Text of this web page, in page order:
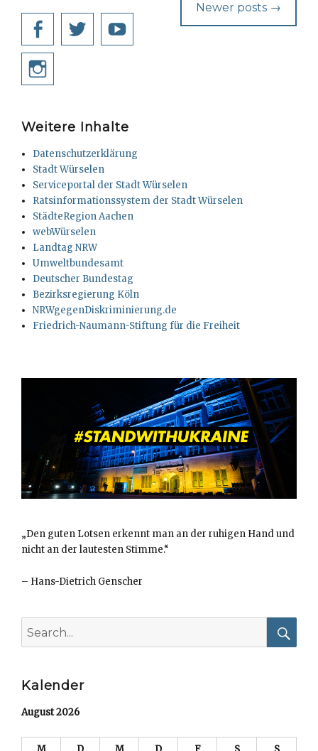
navigation
Newer posts →
Facebook
TwitterYouTube
Weitere Inhalte
Datenschutzerklärung
Stadt Würselen
Serviceportal der Stadt Würselen
Ratsinformationssystem der Stadt Würselen
StädteRegion Aachen
webWürselen
Landtag NRW
Umweltbundesamt
Deutscher Bundestag
Bezirksregierung Köln
NRWgegenDiskriminierung.de
Friedrich-Naumann-Stiftung für die Freiheit
„Den guten Lotsen erkennt man an der ruhigen Hand und
nicht an der lautesten Stimme.“
– Hans-Dietrich Genscher
for:
Kalender
August 2026